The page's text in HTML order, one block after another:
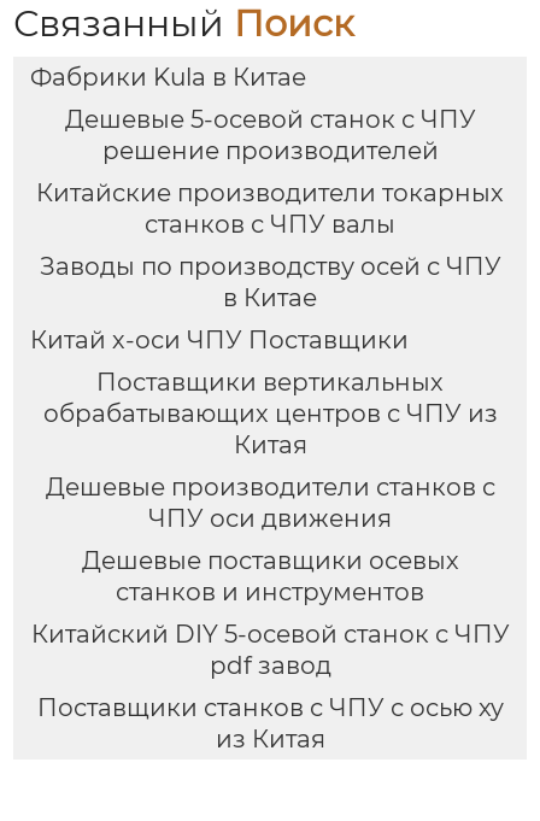
Связанный Поиск
Фабрики Kula в Китае
Дешевые 5-осевой станок с ЧПУ
решение производителей
Китайские производители токарных
станков с ЧПУ валы
Заводы по производству осей с ЧПУ
в Китае
Китай х-оси ЧПУ Поставщики
Поставщики вертикальных
обрабатывающих центров с ЧПУ из
Китая
Дешевые производители станков с
ЧПУ оси движения
Дешевые поставщики осевых
станков и инструментов
Китайский DIY 5-осевой станок с ЧПУ
pdf завод
Поставщики станков с ЧПУ с осью xy
из Китая